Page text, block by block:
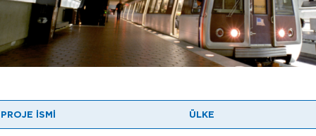
PROJE İSMİ ÜLKE